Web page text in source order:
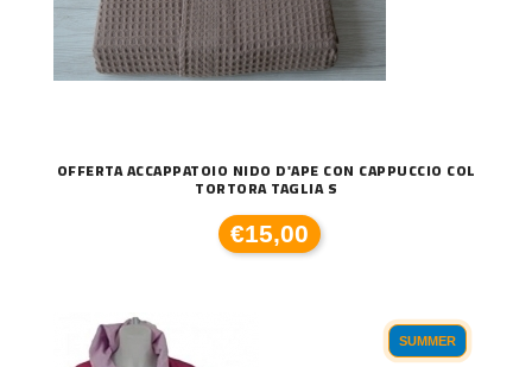
OFFERTA ACCAPPATOIO NIDO D'APE CON CAPPUCCIO COL
TORTORA TAGLIA S
€15,00
SUMMER